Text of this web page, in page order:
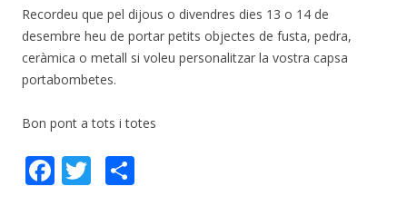
Recordeu que pel dijous o divendres dies 13 o 14 de
desembre heu de portar petits objectes de fusta, pedra,
ceràmica o metall si voleu personalitzar la vostra capsa
portabombetes.
Bon pont a tots i totes
F T